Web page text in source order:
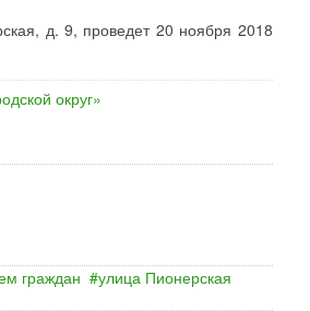
д. 9, проведет 20 ноября 2018
округ»
граждан
улица Пионерская